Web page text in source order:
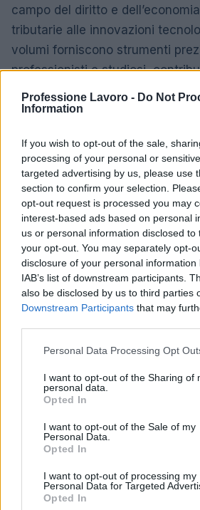
Professione Lavoro - Do Not
Information
If you wish to opt-out of the sale,
processing of your personal or
targeted advertising by us, please use
section to confirm your selection.
opt-out request is processed you may
interest-based ads based on personal
us or personal information disclosed
your opt-out. You may separately opt-
disclosure of your personal
IAB’s list of downstream participants.
also be disclosed by us to third parties
Downstream Participants that may
Please note that this website/app uses
not limited to your visit or usage
grant or deny consent to Google and
use your data for below specified
consent section.
Personal Data Processing Opt
I want to opt-out of the Sharing of
personal data.
Opted In
I want to opt-out of the Sale of my
Personal Data.
Opted In
I want to opt-out of processing my
Personal Data for Targeted
Opted In
campo del diritto e
tributarie alle innovazioni
volumi forniscono strumenti
professionisti e studiosi,
panorama giuridico ed
AUTORE
Andrea Innocenti
Andrea Innocenti ha
rientro di una cronista
crisi diplomatica,
consolati; è
definisce linee editoriali
a Napoli, parla dialetto
rapporti con ONG